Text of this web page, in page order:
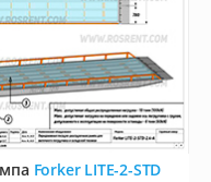
Forker LITE-2-STD